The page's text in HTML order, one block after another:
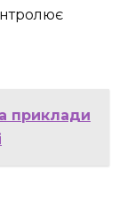
приклади